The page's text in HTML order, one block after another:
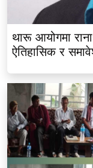
थारू आयोगमा
ऐतिहासिक र